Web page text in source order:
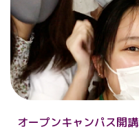
オープンキャンパス開講